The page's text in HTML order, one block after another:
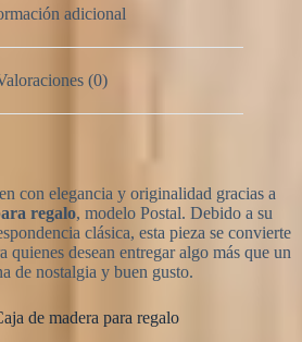
adicional
(0)
con elegancia y originalidad gracias a
regalo, modelo Postal. Debido a su
clásica, esta pieza se convierte
quienes desean entregar algo más que un
de nostalgia y buen gusto.
de madera para regalo